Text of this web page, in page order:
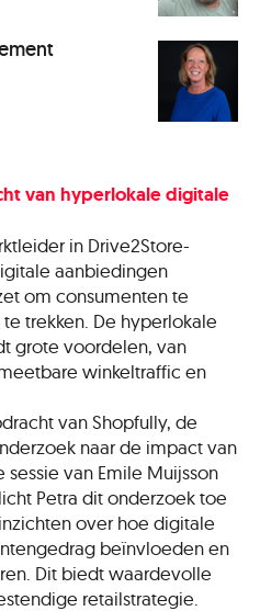
van hyperlokale digitale
in Drive2Store-
aanbiedingen
om consumenten te
trekken. De hyperlokale
grote voordelen, van
winkeltraffic en
van Shopfully, de
naar de impact van
van Emile Muijsson
Petra dit onderzoek toe
over hoe digitale
beïnvloeden en
Dit biedt waardevolle
retailstrategie.